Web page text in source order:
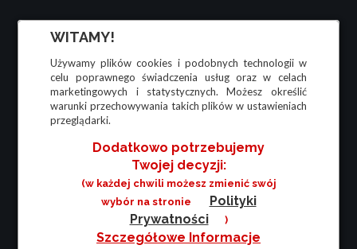
WITAMY!
Używamy plików cookies i podobnych technologii w
celu poprawnego świadczenia usług oraz w celach
marketingowych i statystycznych. Możesz określić
warunki przechowywania takich plików w ustawieniach
przeglądarki.
Dodatkowo potrzebujemy
Twojej decyzji:
(w każdej chwili możesz zmienić swój
wybór na stronie
Polityki
Prywatności
)
Szczegółowe Informacje